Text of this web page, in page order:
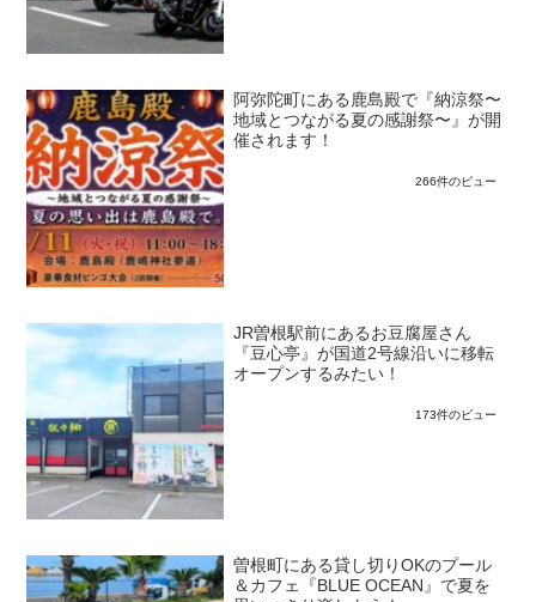
阿弥陀町にある鹿島殿で『納涼祭〜
地域とつながる夏の感謝祭〜』が開
催されます！
266件のビュー
JR曽根駅前にあるお豆腐屋さん
『豆心亭』が国道2号線沿いに移転
オープンするみたい！
173件のビュー
曽根町にある貸し切りOKのプール
＆カフェ『BLUE OCEAN』で夏を